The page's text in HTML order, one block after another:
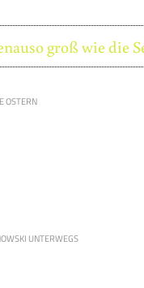
groß wie die
OSTERN
UNTERWEGS